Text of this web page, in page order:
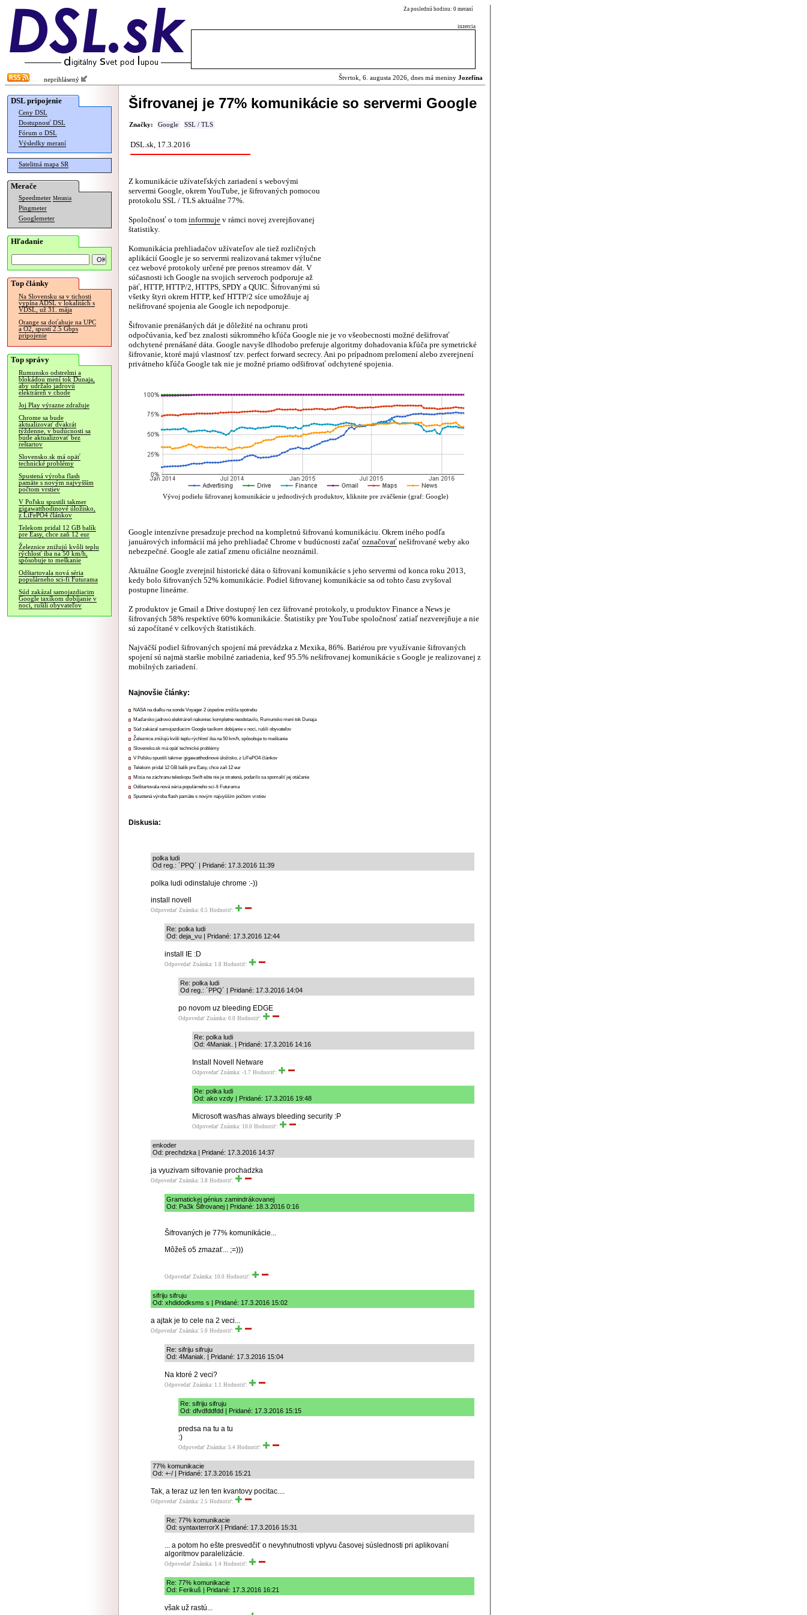
Za poslednú hodinu: 0 meraní
inzercia
neprihlásený Štvrtok, 6. augusta 2026, dnes má meniny Jozefína
DSL pripojenie
Ceny DSL
Dostupnosť DSL
Fórum o DSL
Výsledky meraní
Satelitná mapa SR
Merače
Speedmeter Merania
Pingmeter
Googlemeter
Hľadanie
Top články
Na Slovensku sa v tichosti
vypína ADSL v lokalitách s
VDSL, už 31. mája
Orange sa doťahuje na UPC
a O2, spustí 2.5 Gbps
pripojenie
Top správy
Rumunsko odstrelmi a
blokádou mení tok Dunaja,
aby udržalo jadrovú
elektráreň v chode
Joj Play výrazne zdražuje
Chrome sa bude
aktualizovať dvakrát
týždenne, v budúcnosti sa
bude aktualizovať bez
reštartov
Slovensko.sk má opäť
technické problémy
Spustená výroba flash
pamäte s novým najvyšším
počtom vrstiev
V Poľsku spustili takmer
gigawatthodinové úložisko,
z LiFePO4 článkov
Telekom pridal 12 GB balík
pre Easy, chce zaň 12 eur
Železnice znižujú kvôli teplu
rýchlosť iba na 50 km/h,
spôsobuje to meškanie
Odštartovala nová séria
populárneho sci-fi Futurama
Súd zakázal samojazdiacim
Google taxíkom dobíjanie v
noci, rušili obyvateľov
Šifrovanej je 77% komunikácie so servermi Google
Značky: Google SSL / TLS
DSL.sk, 17.3.2016
Z komunikácie užívateľských zariadení s webovými
servermi Google, okrem YouTube, je šifrovaných pomocou
protokolu SSL / TLS aktuálne 77%.
Spoločnosť o tom informuje v rámci novej zverejňovanej
štatistiky.
Komunikácia prehliadačov užívateľov ale tiež rozličných
aplikácií Google je so servermi realizovaná takmer výlučne
cez webové protokoly určené pre prenos streamov dát. V
súčasnosti ich Google na svojich serveroch podporuje až
päť, HTTP, HTTP/2, HTTPS, SPDY a QUIC. Šifrovanými sú
všetky štyri okrem HTTP, keď HTTP/2 síce umožňuje aj
nešifrované spojenia ale Google ich nepodporuje.
Šifrovanie prenášaných dát je dôležité na ochranu proti
odpočúvania, keď bez znalosti súkromného kľúča Google nie je vo všeobecnosti možné dešifrovať
odchytené prenášané dáta. Google navyše dlhodobo preferuje algoritmy dohadovania kľúča pre symetrické
šifrovanie, ktoré majú vlastnosť tzv. perfect forward secrecy. Ani po prípadnom prelomení alebo zverejnení
privátneho kľúča Google tak nie je možné priamo odšifrovať odchytené spojenia.
Vývoj podielu šifrovanej komunikácie u jednotlivých produktov, kliknite pre zväčšenie (graf: Google)
Google intenzívne presadzuje prechod na kompletnú šifrovanú komunikáciu. Okrem iného podľa
januárových informácií má jeho prehliadač Chrome v budúcnosti začať označovať nešifrované weby ako
nebezpečné. Google ale zatiaľ zmenu oficiálne neoznámil.
Aktuálne Google zverejnil historické dáta o šifrovaní komunikácie s jeho servermi od konca roku 2013,
kedy bolo šifrovaných 52% komunikácie. Podiel šifrovanej komunikácie sa od tohto času zvyšoval
postupne lineárne.
Z produktov je Gmail a Drive dostupný len cez šifrované protokoly, u produktov Finance a News je
šifrovaných 58% respektíve 60% komunikácie. Štatistiky pre YouTube spoločnosť zatiaľ nezverejňuje a nie
sú započítané v celkových štatistikách.
Najväčší podiel šifrovaných spojení má prevádzka z Mexika, 86%. Bariérou pre využívanie šifrovaných
spojení sú najmä staršie mobilné zariadenia, keď 95.5% nešifrovanej komunikácie s Google je realizovanej z
mobilných zariadení.
Najnovšie články:
NASA na diaľku na sonde Voyager 2 úspešne znížila spotrebu
Maďarsko jadrovú elektráreň nakoniec kompletne neodstavilo, Rumunsko mení tok Dunaja
Súd zakázal samojazdiacim Google taxíkom dobíjanie v noci, rušili obyvateľov
Železnice znižujú kvôli teplu rýchlosť iba na 50 km/h, spôsobuje to meškanie
Slovensko.sk má opäť technické problémy
V Poľsku spustili takmer gigawatthodinové úložisko, z LiFePO4 článkov
Telekom pridal 12 GB balík pre Easy, chce zaň 12 eur
Misia na záchranu teleskopu Swift ešte nie je stratená, podarilo sa spomaliť jej otáčanie
Odštartovala nová séria populárneho sci-fi Futurama
Spustená výroba flash pamäte s novým najvyšším počtom vrstiev
Diskusia:
polka ludi
Od reg.: ´PPQ´ | Pridané: 17.3.2016 11:39
polka ludi odinstaluje chrome :-))
install novell
Odpovedať Známka: 0.5 Hodnotiť:
Re: polka ludi
Od: deja_vu | Pridané: 17.3.2016 12:44
install IE :D
Odpovedať Známka: 1.8 Hodnotiť:
Re: polka ludi
Od reg.: ´PPQ´ | Pridané: 17.3.2016 14:04
po novom uz bleeding EDGE
Odpovedať Známka: 0.0 Hodnotiť:
Re: polka ludi
Od: 4Maniak. | Pridané: 17.3.2016 14:16
Install Novell Netware
Odpovedať Známka: -1.7 Hodnotiť:
Re: polka ludi
Od: ako vzdy | Pridané: 17.3.2016 19:48
Microsoft was/has always bleeding security :P
Odpovedať Známka: 10.0 Hodnotiť:
enkoder
Od: prechdzka | Pridané: 17.3.2016 14:37
ja vyuzivam sifrovanie prochadzka
Odpovedať Známka: 3.8 Hodnotiť:
Gramatickej génius zamindrákovanej
Od: Pa3k Šifrovanej | Pridané: 18.3.2016 0:16
Šifrovaných je 77% komunikácie...
Môžeš o5 zmazať... ;=)))
Odpovedať Známka: 10.0 Hodnotiť:
sifriju sifruju
Od: xhdidodksms s | Pridané: 17.3.2016 15:02
a ajtak je to cele na 2 veci...
Odpovedať Známka: 5.0 Hodnotiť:
Re: sifriju sifruju
Od: 4Maniak. | Pridané: 17.3.2016 15:04
Na ktoré 2 veci?
Odpovedať Známka: 1.1 Hodnotiť:
Re: sifriju sifruju
Od: dfvdfddfdd | Pridané: 17.3.2016 15:15
predsa na tu a tu
:)
Odpovedať Známka: 5.4 Hodnotiť:
77% komunikacie
Od: +-/ | Pridané: 17.3.2016 15:21
Tak, a teraz uz len ten kvantovy pocitac....
Odpovedať Známka: 2.5 Hodnotiť:
Re: 77% komunikacie
Od: syntaxterrorX | Pridané: 17.3.2016 15:31
... a potom ho ešte presvedčiť o nevyhnutnosti vplyvu časovej súslednosti pri aplikovaní
algoritmov paralelizácie.
Odpovedať Známka: 1.4 Hodnotiť:
Re: 77% komunikacie
Od: Ferikuš | Pridané: 17.3.2016 16:21
však už rastú...